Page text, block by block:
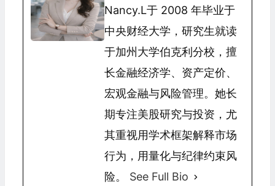
Nancy.L于 2008 年毕业于
中央财经大学，研究生就读
于加州大学伯克利分校，擅
长金融经济学、资产定价、
宏观金融与风险管理。她长
期专注美股研究与投资，尤
其重视用学术框架解释市场
行为，用量化与纪律约束风
险。 See Full Bio